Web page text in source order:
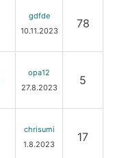
gdfde
10.11.2023
78
opa12
27.8.2023
5
chrisumi
1.8.2023
17